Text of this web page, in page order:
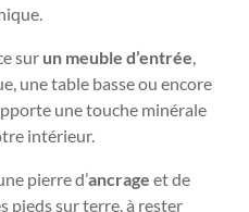
sur un meuble d’entrée
une table basse ou encore
une touche minérale
intérieur.
pierre d’ancrage et de
pieds sur terre, à rester